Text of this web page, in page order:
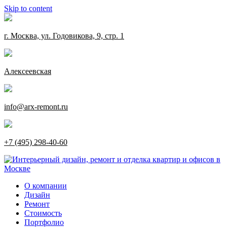
Skip to content
г. Москва, ул. Годовикова, 9, стр. 1
Алексеевская
info@arx-remont.ru
+7 (495) 298-40-60
О компании
Дизайн
Ремонт
Стоимость
Портфолио